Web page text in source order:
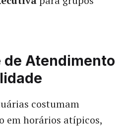
de Atendimento
costumam
em horários atípicos,